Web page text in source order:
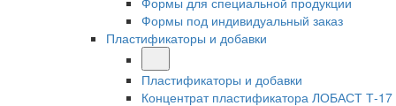
Формы под индивидуальный заказ
Пластификаторы и добавки
Пластификаторы и добавки
Концентрат пластификатора ЛОБАСТ Т-17